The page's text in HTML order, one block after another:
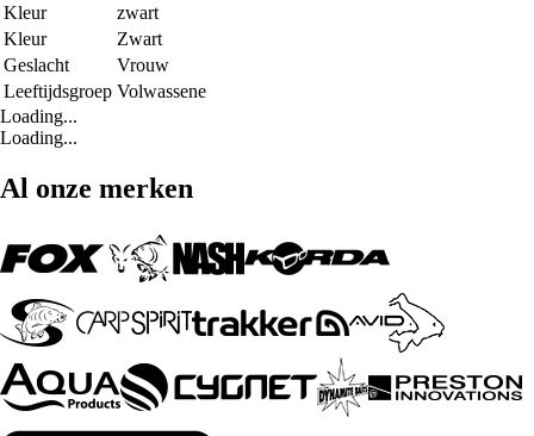
Kleur
zwart
Kleur
Zwart
Geslacht
Vrouw
Leeftijdsgroep Volwassene
Loading...
Loading...
Al onze merken